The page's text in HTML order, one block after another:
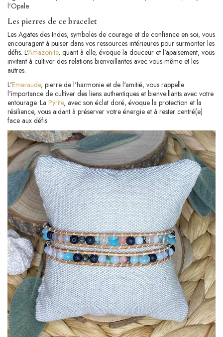
l'Opale.
Les pierres de ce bracelet
Les Agates des Indes, symboles de courage et de confiance en soi, vous
encouragent à puiser dans vos ressources intérieures pour surmonter les
défis. L'Amazonite, quant à elle, évoque la douceur et l'apaisement, vous
invitant à cultiver des relations bienveillantes avec vous-même et les
autres.
L'Emeraude, pierre de l'harmonie et de l'amitié, vous rappelle
l'importance de cultiver des liens authentiques et bienveillants avec votre
entourage. La Pyrite, avec son éclat doré, évoque la protection et la
résilience, vous aidant à préserver votre énergie et à rester centré(e)
face aux défis.